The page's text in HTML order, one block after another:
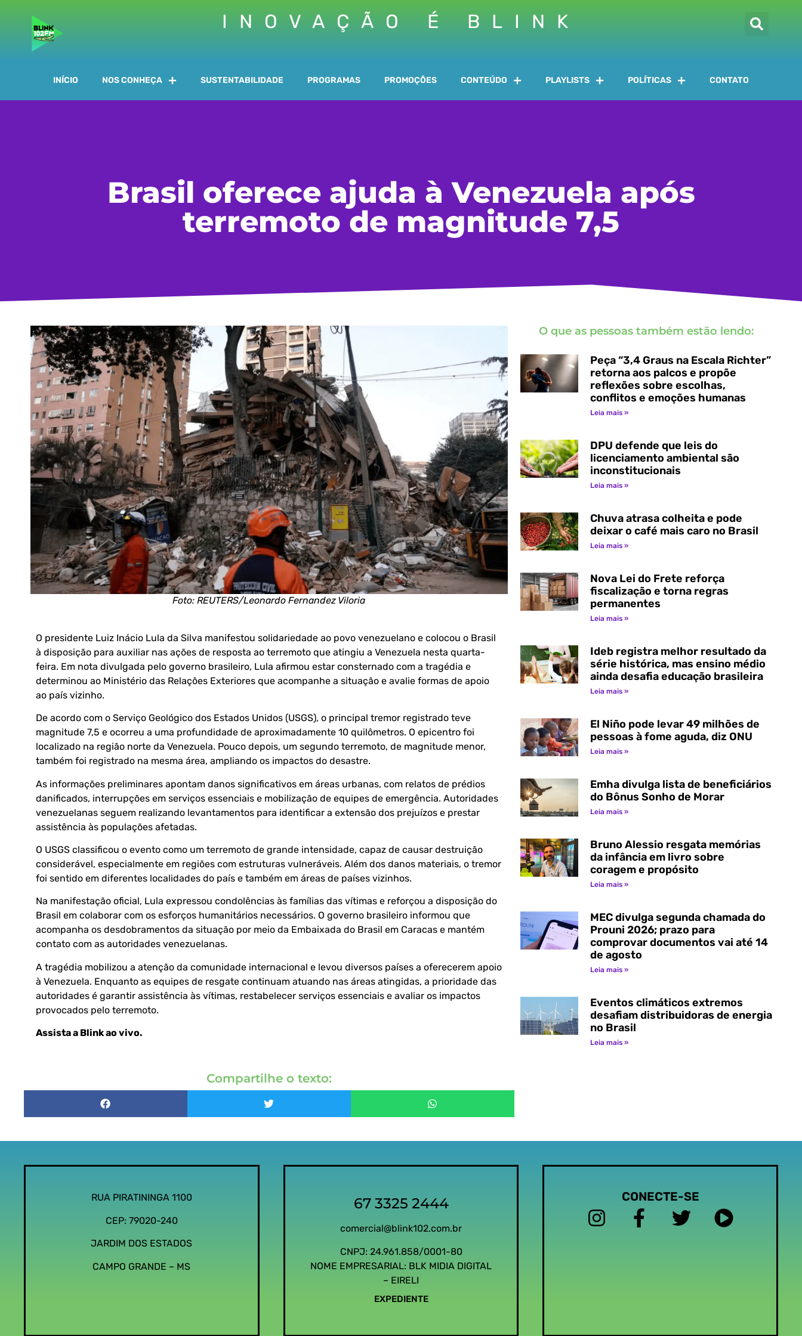
INOVAÇÃO É BLINK
INÍCIO NOS CONHEÇA SUSTENTABILIDADE PROGRAMAS PROMOÇÕES CONTEÚDO PLAYLISTS POLÍTICAS CONTATO
Brasil oferece ajuda à Venezuela após
terremoto de magnitude 7,5
Foto: REUTERS/Leonardo Fernandez Viloria
O presidente Luiz Inácio Lula da Silva manifestou solidariedade ao povo venezuelano e colocou o Brasil
à disposição para auxiliar nas ações de resposta ao terremoto que atingiu a Venezuela nesta quarta-
feira. Em nota divulgada pelo governo brasileiro, Lula afirmou estar consternado com a tragédia e
determinou ao Ministério das Relações Exteriores que acompanhe a situação e avalie formas de apoio
ao país vizinho.
De acordo com o Serviço Geológico dos Estados Unidos (USGS), o principal tremor registrado teve
magnitude 7,5 e ocorreu a uma profundidade de aproximadamente 10 quilômetros. O epicentro foi
localizado na região norte da Venezuela. Pouco depois, um segundo terremoto, de magnitude menor,
também foi registrado na mesma área, ampliando os impactos do desastre.
As informações preliminares apontam danos significativos em áreas urbanas, com relatos de prédios
danificados, interrupções em serviços essenciais e mobilização de equipes de emergência. Autoridades
venezuelanas seguem realizando levantamentos para identificar a extensão dos prejuízos e prestar
assistência às populações afetadas.
O USGS classificou o evento como um terremoto de grande intensidade, capaz de causar destruição
considerável, especialmente em regiões com estruturas vulneráveis. Além dos danos materiais, o tremor
foi sentido em diferentes localidades do país e também em áreas de países vizinhos.
Na manifestação oficial, Lula expressou condolências às famílias das vítimas e reforçou a disposição do
Brasil em colaborar com os esforços humanitários necessários. O governo brasileiro informou que
acompanha os desdobramentos da situação por meio da Embaixada do Brasil em Caracas e mantém
contato com as autoridades venezuelanas.
A tragédia mobilizou a atenção da comunidade internacional e levou diversos países a oferecerem apoio
à Venezuela. Enquanto as equipes de resgate continuam atuando nas áreas atingidas, a prioridade das
autoridades é garantir assistência às vítimas, restabelecer serviços essenciais e avaliar os impactos
provocados pelo terremoto.
Assista a Blink ao vivo.
Compartilhe o texto:
O que as pessoas também estão lendo:
Peça “3,4 Graus na Escala Richter”
retorna aos palcos e propõe
reflexões sobre escolhas,
conflitos e emoções humanas
Leia mais »
DPU defende que leis do
licenciamento ambiental são
inconstitucionais
Leia mais »
Chuva atrasa colheita e pode
deixar o café mais caro no Brasil
Leia mais »
Nova Lei do Frete reforça
fiscalização e torna regras
permanentes
Leia mais »
Ideb registra melhor resultado da
série histórica, mas ensino médio
ainda desafia educação brasileira
Leia mais »
El Niño pode levar 49 milhões de
pessoas à fome aguda, diz ONU
Leia mais »
Emha divulga lista de beneficiários
do Bônus Sonho de Morar
Leia mais »
Bruno Alessio resgata memórias
da infância em livro sobre
coragem e propósito
Leia mais »
MEC divulga segunda chamada do
Prouni 2026; prazo para
comprovar documentos vai até 14
de agosto
Leia mais »
Eventos climáticos extremos
desafiam distribuidoras de energia
no Brasil
Leia mais »
RUA PIRATININGA 1100
CEP: 79020-240
JARDIM DOS ESTADOS
CAMPO GRANDE – MS
67 3325 2444
comercial@blink102.com.br
CNPJ: 24.961.858/0001-80
NOME EMPRESARIAL: BLK MIDIA DIGITAL
– EIRELI
EXPEDIENTE
CONECTE-SE